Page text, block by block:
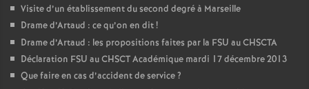
Visite d’un établissement du second degré à Marseille
Drame d’Artaud : ce qu’on en dit!
Drame d’Artaud : les propositions faites par la FSU au CHSCTA
Déclaration FSU au CHSCT Académique mardi 17 décembre 2013
Que faire en cas d’accident de service?